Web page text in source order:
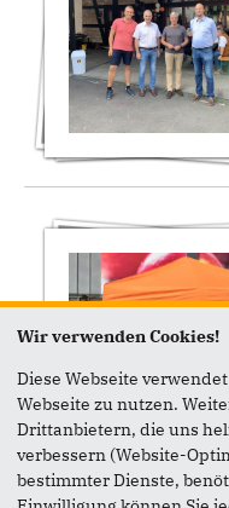
Wir verwenden Cookies!
Diese Webseite
Webseite zu nutzen.
Drittanbietern, die uns
verbessern (Website-
bestimmter Dienste,